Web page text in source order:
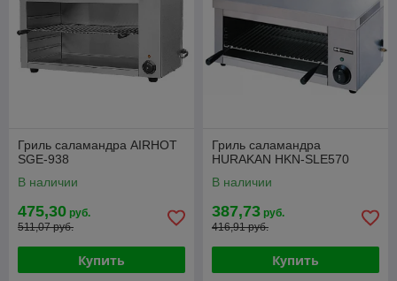
Гриль саламандра AIRHOT
SGE-938
В наличии
475,30 руб.
511,07 руб.
Купить
Гриль саламандра
HURAKAN HKN-SLE570
В наличии
387,73 руб.
416,91 руб.
Купить